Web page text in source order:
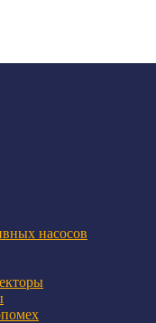
насосов